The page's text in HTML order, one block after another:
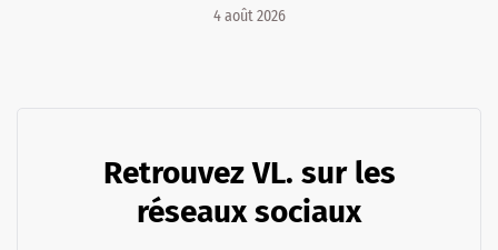
4 août 2026
Retrouvez VL. sur les
réseaux sociaux